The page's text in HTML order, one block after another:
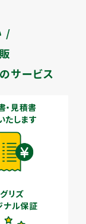
/
サービス
・見積書
たします
リズ
ナル保証